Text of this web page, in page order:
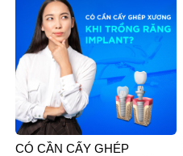
CÓ CẦN CẤY GHÉP